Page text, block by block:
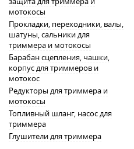
мотокосы
Прокладки, переходники, валы,
шатуны, сальники для
триммера и мотокосы
Барабан сцепления, чашки,
корпус для триммеров и
мотокос
Редукторы для триммера и
мотокосы
Топливный шланг, насос для
триммера
Глушители для триммера